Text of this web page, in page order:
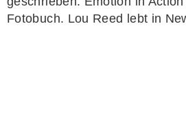
Fotobuch. Lou Reed lebt in